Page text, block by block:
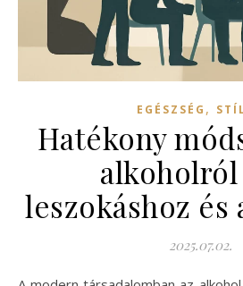
EGÉSZSÉG ,
Hatékony
alkoholról
leszokáshoz és
2025.07.02.